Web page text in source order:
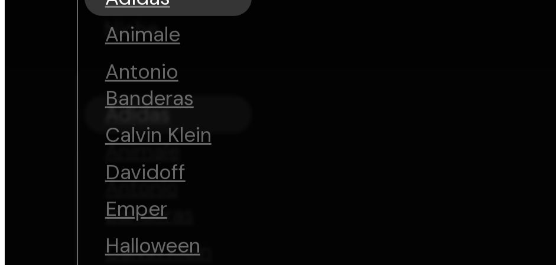
Niche
Adidas
Animale
Antonio
Banderas
Calvin Klein
Animale
Antonio
Banderas
Calvin Klein
Davidoff
Emper
Halloween